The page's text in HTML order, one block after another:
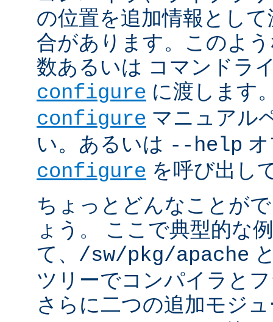
の位置を追加情報とし
合があります。このよ
数あるいは コマンドラ
configure に渡します
configure マニュアル
い。あるいは --help
configure を呼び出し
ちょっとどんなことが
ょう。 ここで典型的な
て、 /sw/pkg/apache
ツリーでコンパイラと
さらに二つの追加モジ